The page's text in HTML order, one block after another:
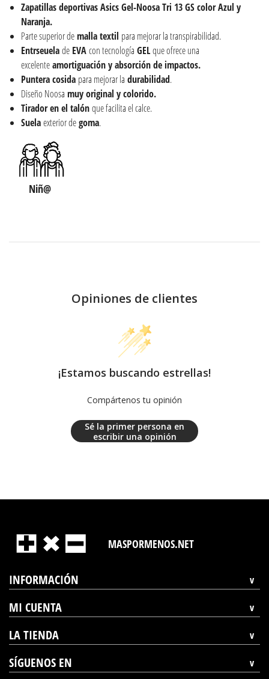
Zapatillas deportivas Asics Gel-Noosa Tri 13 GS color Azul y
Naranja.
Parte superior demalla textil para mejorar la transpirabilidad.
Entrseuelade EVAcon tecnología GELque ofrece una
excelenteamortiguación y absorción de impactos.
Puntera cosida para mejorar la durabilidad.
Diseño Noosa muy original y colorido.
Tirador en el talónque facilita el calce.
Suelaexterior degoma.
Niñ@
Opiniones de clientes
¡Estamos buscando estrellas!
Compártenos tu opinión
Sé la primer persona en
escribir una opinión
MASPORMENOS.NET
INFORMACIÓN
MI CUENTA
LA TIENDA
SÍGUENOS EN